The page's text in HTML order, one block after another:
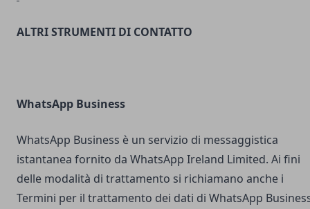
ALTRI STRUMENTI DI CONTATTO
WhatsApp Business
WhatsApp Business è un servizio di messaggistica
istantanea fornito da WhatsApp Ireland Limited. Ai fini
delle modalità di trattamento si richiamano anche i
Termini per il trattamento dei dati di WhatsApp